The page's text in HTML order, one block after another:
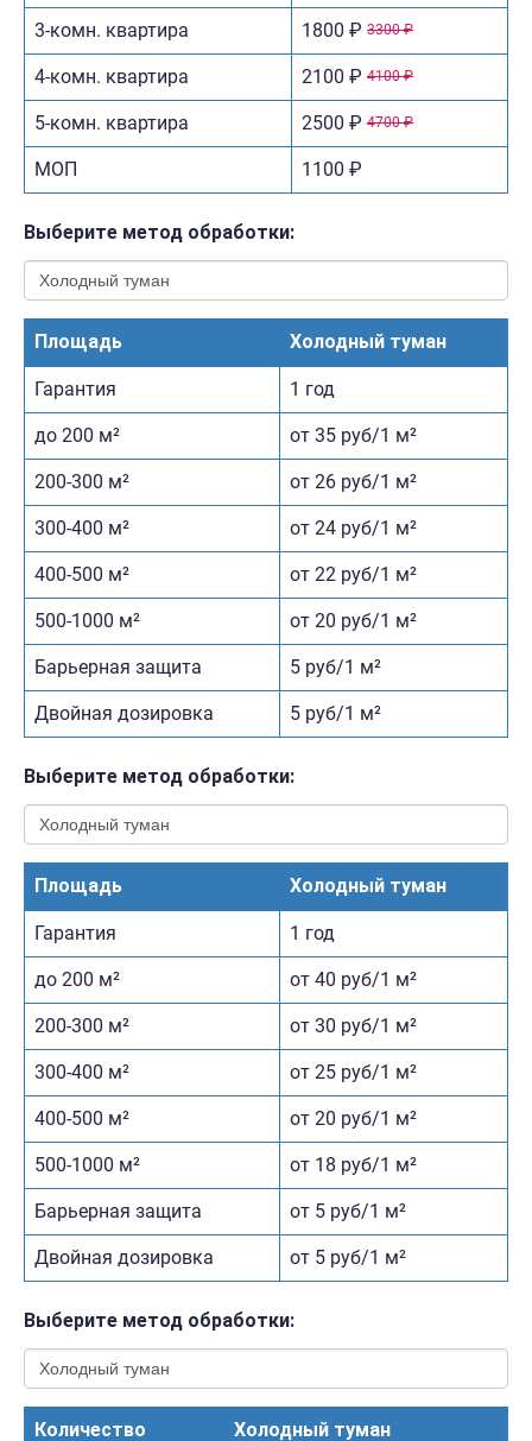
3-комн. квартира 1800 ₽ 3300 ₽
4-комн. квартира 2100 ₽ 4100 ₽
5-комн. квартира 2500 ₽ 4700 ₽
МОП 1100 ₽
Выберите метод обработки:
Площадь Холодный туман
Гарантия 1 год
до 200 м² от 35 руб/1 м²
200-300 м² от 26 руб/1 м²
300-400 м² от 24 руб/1 м²
400-500 м² от 22 руб/1 м²
500-1000 м² от 20 руб/1 м²
Барьерная защита 5 руб/1 м²
Двойная дозировка 5 руб/1 м²
Выберите метод обработки:
Площадь Холодный туман
Гарантия 1 год
до 200 м² от 40 руб/1 м²
200-300 м² от 30 руб/1 м²
300-400 м² от 25 руб/1 м²
400-500 м² от 20 руб/1 м²
500-1000 м² от 18 руб/1 м²
Барьерная защита от 5 руб/1 м²
Двойная дозировка от 5 руб/1 м²
Выберите метод обработки:
Количество Холодный туман